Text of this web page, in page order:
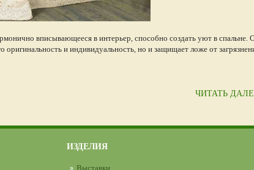
вписывающееся в интерьер, способно создать уют в спальне.
оригинальность и индивидуальность, но и защищает ложе от
ЧИТАТЬ
ИЗДЕЛИЯ
Выставки